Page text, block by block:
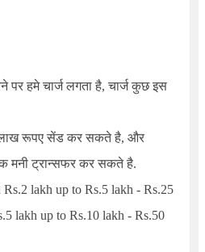
हमे चार्ज लगता है, चार्ज कुछ इस
रूपए सेंड कर सकते है, और
मनी ट्रान्सफर कर सकते है.
Rs.2 lakh up to Rs.5 lakh - Rs.25
5 lakh up to Rs.10 lakh - Rs.50